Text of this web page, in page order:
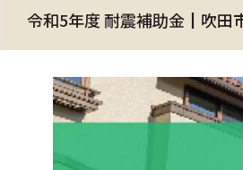
令和5年度 耐震補助金┃吹田